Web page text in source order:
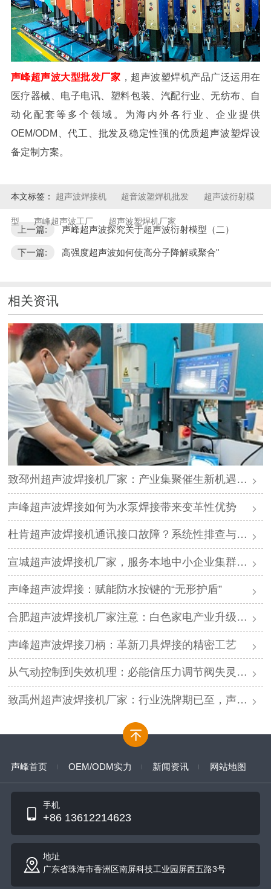
声峰超声波大型批发厂家 ，超声波塑焊机产品广泛运用在
医疗器械、电子电讯、塑料包装、汽配行业、无纺布、自
动化配套等多个领域。为海内外各行业、企业提供
OEM/ODM、代工、批发及稳定性强的优质超声波塑焊设
备定制方案。
本文标签： 超声波焊接机 超音波塑焊机批发 超声波衍射模
型 声峰超声波工厂 超声波塑焊机厂家
上一篇: 声峰超声波探究关于超声波衍射模型（二）
下一篇: 高强度超声波如何使高分子降解或聚合"
相关资讯
致邳州超声波焊接机厂家：产业集聚催生新机遇，声峰源头工厂邀您抱团发展
声峰超声波焊接如何为水泵焊接带来变革性优势
杜肯超声波焊接机通讯接口故障？系统性排查与专业解决方案
宣城超声波焊接机厂家，服务本地中小企业集群，声峰ODM贴牌助您轻装上阵
声峰超声波焊接：赋能防水按键的“无形护盾”
合肥超声波焊接机厂家注意：白色家电产业升级，声峰源头工厂诚邀加盟
声峰超声波焊接刀柄：革新刀具焊接的精密工艺
从气动控制到失效机理：必能信压力调节阀失灵的深度解析与专业修复
致禹州超声波焊接机厂家：行业洗牌期已至，声峰源头工厂邀您抱团取暖
声峰首页 OEM/ODM实力 新闻资讯 网站地图
手机
+86 13612214623
地址
广东省珠海市香洲区南屏科技工业园屏西五路3号